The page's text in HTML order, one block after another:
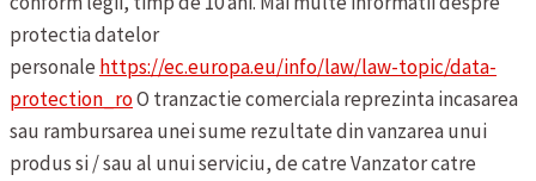
protectia datelor
personale https://ec.europa.eu/info/law/law-topic/data-
protection_roO tranzactie comerciala reprezinta incasarea
sau rambursarea unei sume rezultate din vanzarea unui
produs si / sau al unui serviciu, de catre Vanzator catre